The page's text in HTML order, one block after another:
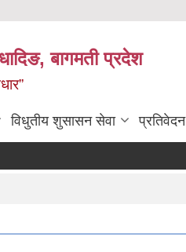
बागमती प्रदेश
विधुतीय शुसासन सेवा प्रतिवेदन